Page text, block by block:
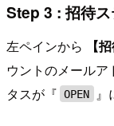
Step 3 : 招待
左ペインから 【
ウントのメール
タスが『 OPEN 』